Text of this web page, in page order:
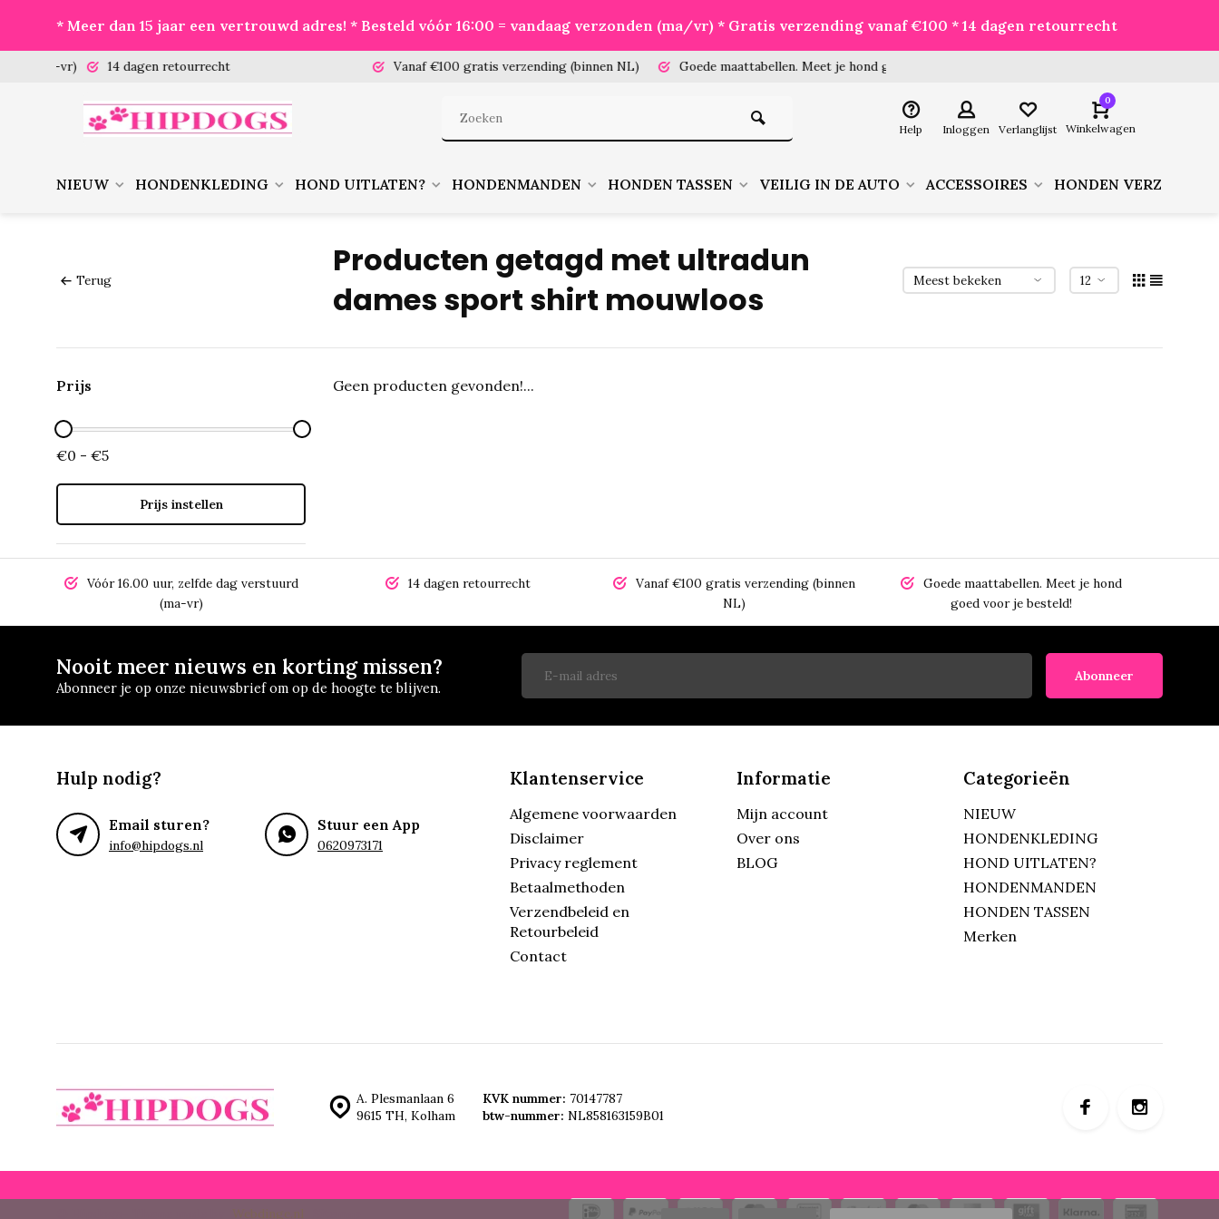
* Meer dan 15 jaar een vertrouwd adres! * Besteld vóór 16:00 = vandaag verzonden (ma/vr) * Gratis verzending vanaf €100 * 14 dagen retourrecht
14 dagen retourrecht Vanaf €100 gratis verzending (binnen NL) Goede maattabellen.Meet je hond goed voor je besteld!
Help Inloggen Verlanglijst
0
Winkelwagen
NIEUW HONDENKLEDING HOND UITLATEN? HONDENMANDEN HONDEN TASSEN VEILIG IN DE AUTO ACCESSOIRES HONDEN
Terug
Producten getagd met ultradun
dames sport shirt mouwloos
Prijs
€0 - €5
Prijs instellen
Geen producten gevonden!...
Vóór 16.00 uur, zelfde dag verstuurd
(ma-vr)
14 dagen retourrecht
Vanaf €100 gratis verzending (binnen
NL)
Goede maattabellen. Meet je hond
goed voor je besteld!
Nooit meer nieuws en korting missen?
Abonneer je op onze nieuwsbrief om op de hoogte te blijven.
Abonneer
Hulp nodig?
Email sturen?
info@hipdogs.nl
Stuur een App
0620973171
Klantenservice
Algemene voorwaarden
Disclaimer
Privacy reglement
Betaalmethoden
Verzendbeleid en
Retourbeleid
Contact
Informatie
Mijn account
Over ons
BLOG
Categorieën
NIEUW
HONDENKLEDING
HOND UITLATEN?
HONDENMANDEN
HONDEN TASSEN
Merken
A. Plesmanlaan 6
9615 TH, Kolham
KVK nummer: 70147787
btw-nummer: NL858163159B01